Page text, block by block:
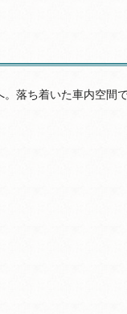
落ち着いた車内空間